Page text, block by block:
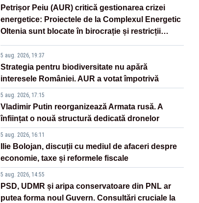
Petrișor Peiu (AUR) critică gestionarea crizei
energetice: Proiectele de la Complexul Energetic
Oltenia sunt blocate în birocrație și restricții
5 aug. 2026, 19:37
Strategia pentru biodiversitate nu apără
interesele României. AUR a votat împotrivă
5 aug. 2026, 17:15
Vladimir Putin reorganizează Armata rusă. A
înființat o nouă structură dedicată dronelor
5 aug. 2026, 16:11
Ilie Bolojan, discuții cu mediul de afaceri despre
economie, taxe și reformele fiscale
5 aug. 2026, 14:55
PSD, UDMR și aripa conservatoare din PNL ar
putea forma noul Guvern. Consultări cruciale la